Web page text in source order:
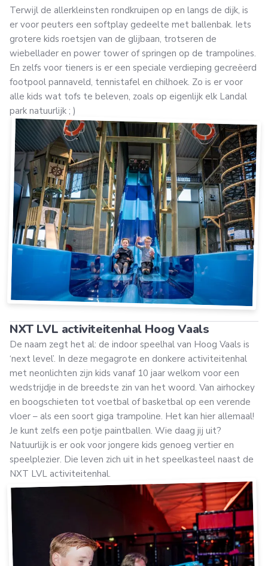
Terwijl de allerkleinsten rondkruipen op en langs de dijk, is
er voor peuters een softplay gedeelte met ballenbak. Iets
grotere kids roetsjen van de glijbaan, trotseren de
wiebellader en power tower of springen op de trampolines.
En zelfs voor tieners is er een speciale verdieping gecreëerd
footpool pannaveld, tennistafel en chilhoek. Zo is er voor
alle kids wat tofs te beleven, zoals op eigenlijk elk Landal
park natuurlijk ; )
NXT LVL activiteitenhal Hoog Vaals
De naam zegt het al: de indoor speelhal van Hoog Vaals is
‘next level’. In deze megagrote en donkere activiteitenhal
met neonlichten zijn kids vanaf 10 jaar welkom voor een
wedstrijdje in de breedste zin van het woord. Van airhockey
en boogschieten tot voetbal of basketbal op een verende
vloer – als een soort giga trampoline. Het kan hier allemaal!
Je kunt zelfs een potje paintballen. Wie daag jij uit?
Natuurlijk is er ook voor jongere kids genoeg vertier en
speelplezier. Die leven zich uit in het speelkasteel naast de
NXT LVL activiteitenhal.